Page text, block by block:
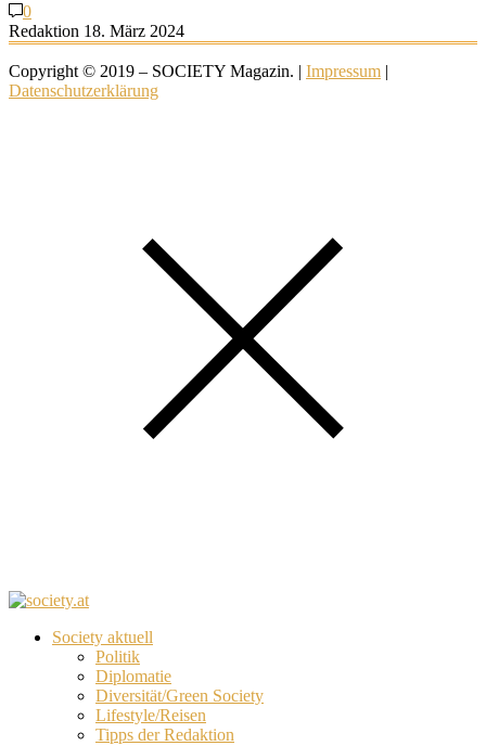
0
Redaktion 18. März 2024
Copyright © 2019 – SOCIETY Magazin. | Impressum |
Datenschutzerklärung
Society aktuell
Politik
Diplomatie
Diversität/Green Society
Lifestyle/Reisen
Tipps der Redaktion